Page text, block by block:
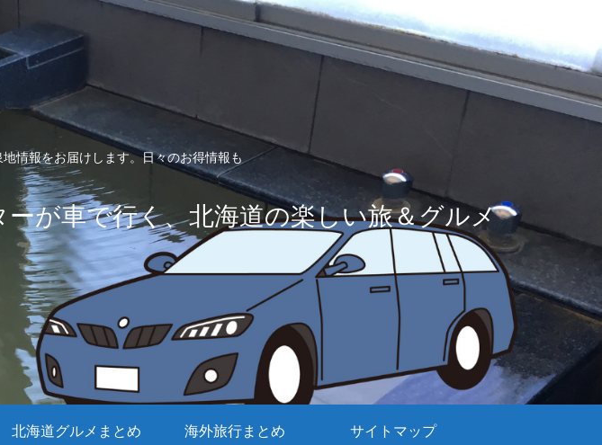
情報をお届けします。日々のお得情報も
が車で行く、北海道の楽しい旅＆グルメ
北海道グルメまとめ 海外旅行まとめ サイトマップ